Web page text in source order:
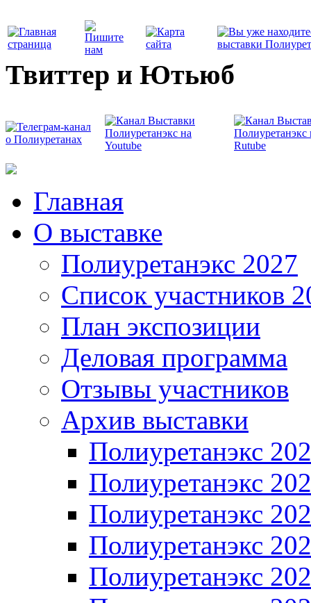
Твиттер и Ютьюб
Главная
О выставке
Полиуретанэкс 2027
Список участников
План экспозиции
Деловая программа
Отзывы участников
Архив выставки
Полиуретанэкс
Полиуретанэкс
Полиуретанэкс
Полиуретанэкс
Полиуретанэкс